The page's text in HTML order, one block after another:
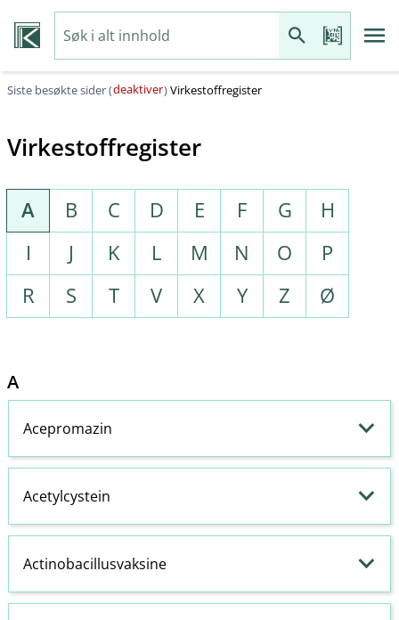
Siste besøkte sider (deaktiver)Virkestoffregister
Virkestoffregister
A B C D E F G
H
I
J K L M N O
P
R
S T V X Y Z Ø
A
Acepromazin
Acetylcystein
Actinobacillusvaksine